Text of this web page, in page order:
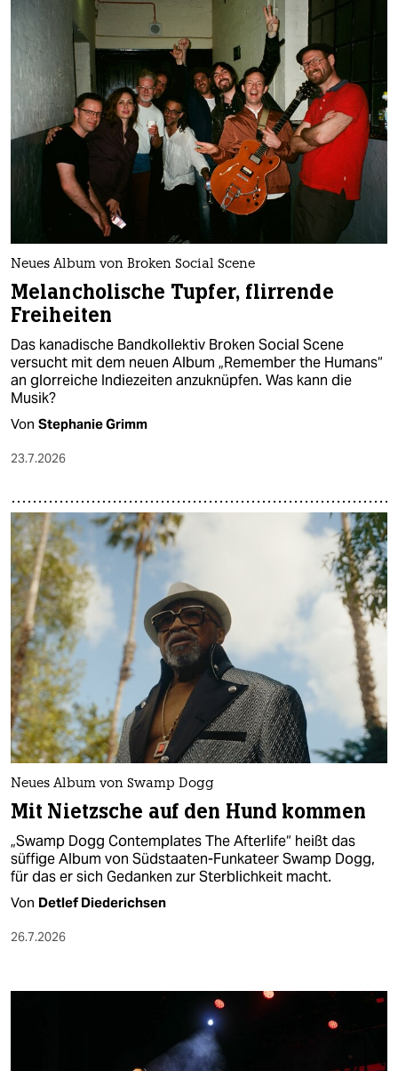
Neues Album von Broken Social Scene
Melancholische Tupfer, flirrende
Freiheiten
Das kanadische Bandkollektiv Broken Social Scene
versucht mit dem neuen Album „Remember the Humans“
an glorreiche Indiezeiten anzuknüpfen. Was kann die
Musik?
Von Stephanie Grimm
23.7.2026
Neues Album von Swamp Dogg
Mit Nietzsche auf den Hund kommen
„Swamp Dogg Contemplates The Afterlife“ heißt das
süffige Album von Südstaaten-Funkateer Swamp Dogg,
für das er sich Gedanken zur Sterblichkeit macht.
Von Detlef Diederichsen
26.7.2026